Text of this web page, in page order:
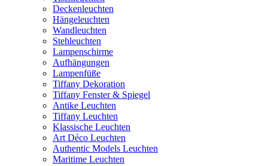
Deckenleuchten
Hängeleuchten
Wandleuchten
Stehleuchten
Lampenschirme
Aufhängungen
Lampenfüße
Tiffany Dekoration
Tiffany Fenster & Spiegel
Antike Leuchten
Tiffany Leuchten
Klassische Leuchten
Art Déco Leuchten
Authentic Models Leuchten
Maritime Leuchten